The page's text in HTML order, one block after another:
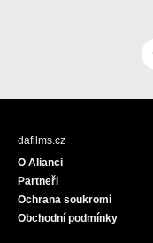
dafilms.cz
O Alianci
Partneři
Ochrana soukromí
Obchodní podmínky